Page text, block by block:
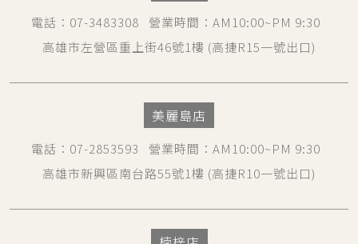
電話 ： 07-3483308 營業時間 ：AM10:00~PM 9:30
高雄市左營區重上街46號1樓 (高捷R15一號出口)
美麗島店
電話 ： 07-2853593 營業時間 ：AM10:00~PM 9:30
高雄市新興區南台路55號1樓 (高捷R10一號出口)